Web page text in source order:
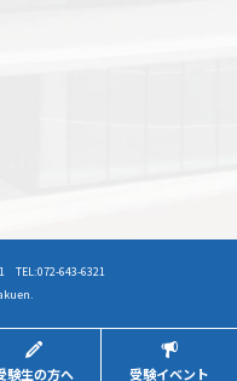
験生の方へ 受験イベント
高等学校受験イベント
中学校受験イベント
TEL:072-643-6321